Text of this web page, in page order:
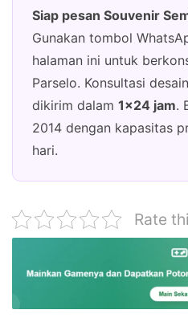
Siap pesan Souvenir
Gunakan tombol
halaman ini untuk
Parselo. Konsultasi desain
dikirim dalam 1×24 jam.
2014 dengan kapasitas
hari.
Rate